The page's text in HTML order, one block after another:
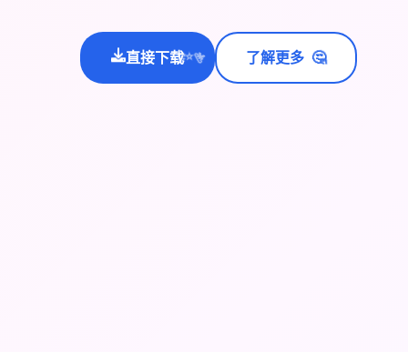
直接下载
✨⭐💫 了解更多 🤔